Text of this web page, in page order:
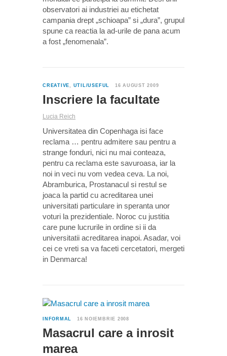
observatori ai industriei au etichetat
campania drept „schioapa” si „dura”, grupul
spune ca reactia la ad-urile de pana acum
a fost „fenomenala”.
CREATIVE UTIL/USEFUL 16 AUGUST 2009
Inscriere la facultate
Lucia Reich
Universitatea din Copenhaga isi face
reclama … pentru admitere sau pentru a
strange fonduri, nici nu mai conteaza,
pentru ca reclama este savuroasa, iar la
noi in veci nu vom vedea ceva. La noi,
Abramburica, Prostanacul si restul se
joaca la partid cu acreditarea unei
universitati particulare in speranta unor
voturi la prezidentiale. Noroc cu justitia
care pune lucrurile in ordine si ii da
universitatii acreditarea inapoi. Asadar, voi
cei ce vreti sa va faceti cercetatori, mergeti
in Denmarca!
INFORMAL 16 NOIEMBRIE 2008
Masacrul care a inrosit
marea